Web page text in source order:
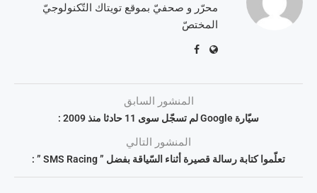
محرّر و صحفيّ بموقع تويتاك التّكنولوجيّ
المختصّ
المنشور السابق
سيّارة Google لم تسجّل سوى 11 حادثا منذ 2009 :
المنشور التالي
تعلّموا كتابة رسالة قصيرة أثناء السّياقة بفضل ” SMS Racing ” :